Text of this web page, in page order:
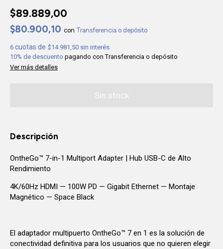
$89.889,00
$80.900,10 con Transferencia o depósito
6 $14.981,50 sin interés
10% de descuento pagando con Transferencia o depósito
Ver más detalles
Descripción
OntheGo™ 7-in-1 Multiport Adapter | Hub USB-C de Alto
Rendimiento
4K/60Hz HDMI — 100W PD — Gigabit Ethernet — Montaje
Magnético — Space Black
El adaptador multipuerto OntheGo™ 7 en 1 es la solución de
conectividad definitiva para los usuarios que no quieren elegir